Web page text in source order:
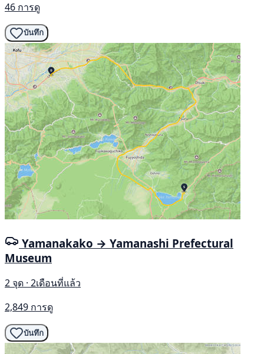
46 การดู
บันทึก
Yamanakako → Yamanashi Prefectural
Museum
2 จุด · 2เดือนที่แล้ว
2,849 การดู
บันทึก